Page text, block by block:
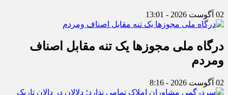
02 آگوست 2026 - 13:01
درگاه ملی مجوزها یک تنه مقابل اصناف
ومردم
02 آگوست 2026 - 8:16